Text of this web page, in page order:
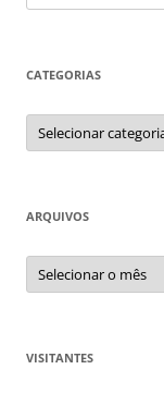
por:
CATEGORIAS
Categorias
ARQUIVOS
Arquivos
VISITANTES